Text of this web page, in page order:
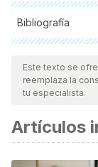
Bibliografía
Todas las
nuestro equipo,
vigencia y
científica.
Aisenberg, S.,
Este texto se
reemplaza la
tu especialista.
Artículos